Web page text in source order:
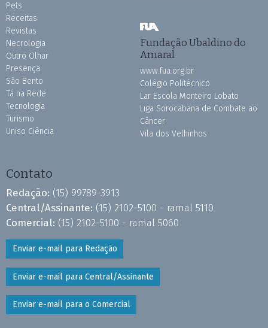
Pets
Receitas
Revistas
Necrologia
Outro Olhar
Presença
São Bento
Tá na Rede
Tecnologia
Turismo
Uniso Ciência
Fundação Ubaldino do
Amaral
www.fua.org.br
Colégio Politécnico
Lar Escola Monteiro Lobato
Liga Sorocabana de Combate ao
Câncer
Vila dos Velhinhos
Contato
Redação: (15) 99789-3913
Central/Assinante: (15) 2102-5100 - ramal 5110
Comercial: (15) 2102-5100 - ramal 5060
Enviar e-mail para Redação
Enviar e-mail para Central/Assinante
Enviar e-mail para o Comercial